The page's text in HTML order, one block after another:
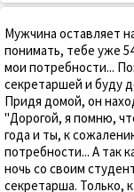
Мужчина оставляет
понимать, тебе уже
мои потребности...
секретаршей и буду
Придя домой, он
"Дорогой, я помню,
года и ты, к
потребности... А так
ночь со своим
секретарша. Только,